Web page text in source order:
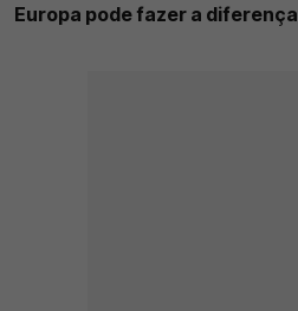
Europa pode fazer a diferença